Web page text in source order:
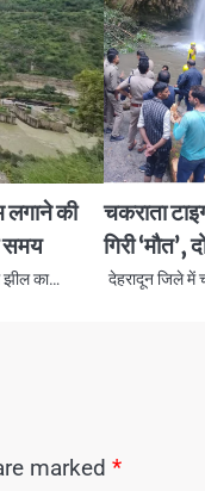
लगाने की
समय
झील का…
चकराता
गिरी ‘मौत’,
देहरादून जिले में
marked *